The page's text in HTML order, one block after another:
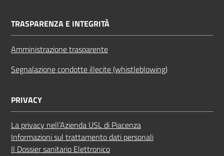
TRASPARENZA E INTEGRITÀ
Amministrazione trasparente
Segnalazione condotte illecite (whistleblowing)
PRIVACY
La privacy nell’Azienda USL di Piacenza
Informazioni sul trattamento dati personali
Il Dossier sanitario Elettronico